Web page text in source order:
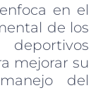
en el
de los
mejorar su
del